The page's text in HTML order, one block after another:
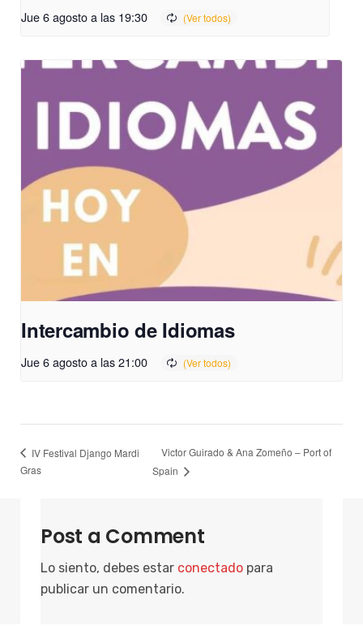
Jue 6 agosto a las 19:30
Intercambio de Idiomas
Jue 6 agosto a las 21:00
IV Festival Django Mardi
Gras
Victor Guirado & Ana Zomeño – Port of
Spain
Post a Comment
Lo siento, debes estar conectado para
publicar un comentario.